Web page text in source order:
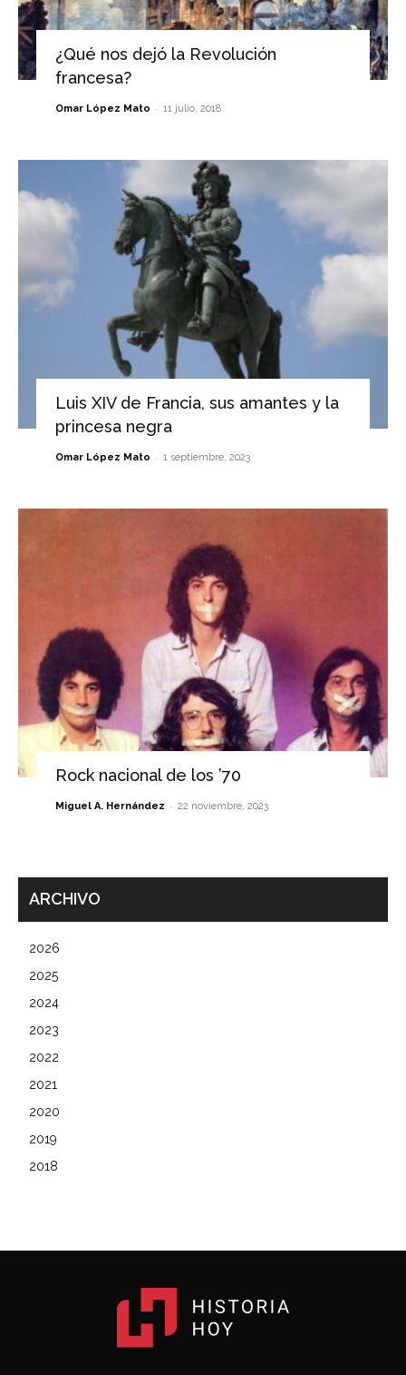
¿Qué nos dejó la Revolución
francesa?
Omar López Mato - 11 julio, 2018
Luis XIV de Francia, sus amantes y la
princesa negra
Omar López Mato - 1 septiembre, 2023
Rock nacional de los ’70
Miguel A. Hernández - 22 noviembre, 2023
ARCHIVO
2026
2025
2024
2023
2022
2021
2020
2019
2018